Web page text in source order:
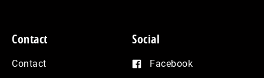
Contact
Contact
Social
Facebook